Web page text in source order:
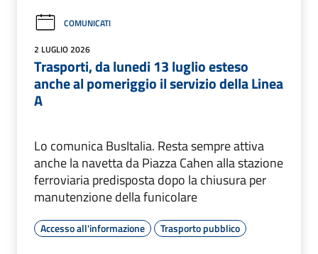
COMUNICATI
2 LUGLIO 2026
Trasporti, da lunedi 13 luglio esteso
anche al pomeriggio il servizio della Linea
A
Lo comunica BusItalia. Resta sempre attiva
anche la navetta da Piazza Cahen alla stazione
ferroviaria predisposta dopo la chiusura per
manutenzione della funicolare
Accesso all'informazione Trasporto pubblico